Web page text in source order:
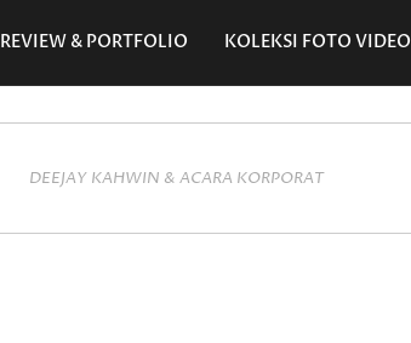
REVIEW & PORTFOLIO KOLEKSI FOTO VIDEO
DEEJAY KAHWIN & ACARA KORPORAT